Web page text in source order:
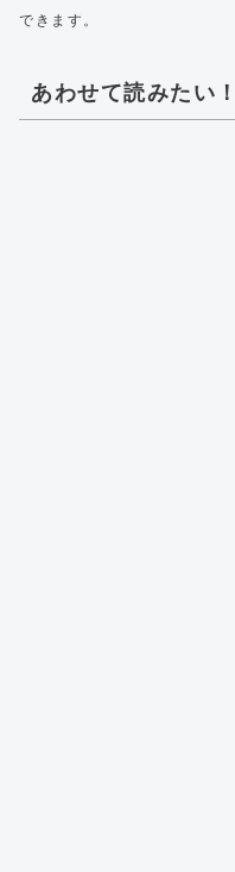
できます。
あわせて読みたい！